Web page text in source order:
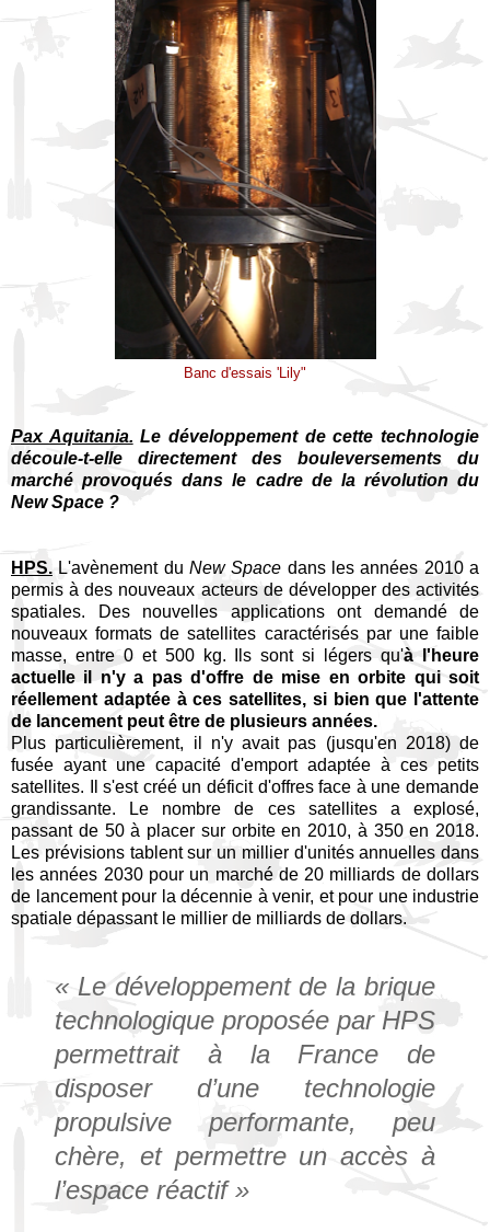
Banc d'essais 'Lily"
Pax Aquitania. Le développement de cette technologie
découle-t-elle directement des bouleversements du
marché provoqués dans le cadre de la révolution du
New Space ?
HPS. L'avènement du New Space dans les années 2010 a
permis à des nouveaux acteurs de développer des activités
spatiales. Des nouvelles applications ont demandé de
nouveaux formats de satellites caractérisés par une faible
masse, entre 0 et 500 kg. Ils sont si légers qu'à l'heure
actuelle il n'y a pas d'offre de mise en orbite qui soit
réellement adaptée à ces satellites, si bien que l'attente
de lancement peut être de plusieurs années.
Plus particulièrement, il n'y avait pas (jusqu'en 2018) de
fusée ayant une capacité d'emport adaptée à ces petits
satellites. Il s'est créé un déficit d'offres face à une demande
grandissante. Le nombre de ces satellites a explosé,
passant de 50 à placer sur orbite en 2010, à 350 en 2018.
Les prévisions tablent sur un millier d'unités annuelles dans
les années 2030 pour un marché de 20 milliards de dollars
de lancement pour la décennie à venir, et pour une industrie
spatiale dépassant le millier de milliards de dollars.
« Le développement de la brique
technologique proposée par HPS
permettrait à la France de
disposer d’une technologie
propulsive performante, peu
chère, et permettre un accès à
l’espace réactif »